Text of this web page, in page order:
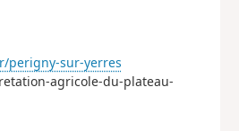
perigny-sur-yerres
agricole-du-plateau-